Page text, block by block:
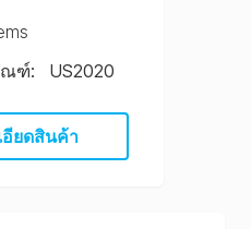
ณฑ์: US2020
อียดสินค้า